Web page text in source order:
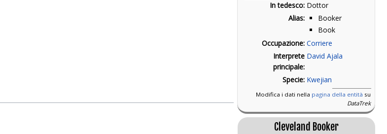
In tedesco: Dottor
Alias:
Booker
Book
Occupazione: Corriere
Interprete
principale:
David Ajala
Specie: Kwejian
Modifica i dati nella pagina della entità su
DataTrek
Cleveland Booker